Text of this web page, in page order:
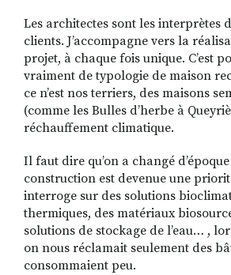
Les architectes sont les interprètes
clients. J’accompagne vers la
projet, à chaque fois unique. C’est
vraiment de typologie de maison
ce n’est nos terriers, des maisons
(comme les Bulles d’herbe à
réchauffement climatique.
Il faut dire qu’on a changé d’époque
construction est devenue une
interroge sur des solutions
thermiques, des matériaux
solutions de stockage de l’eau… ,
on nous réclamait seulement des
consommaient peu.